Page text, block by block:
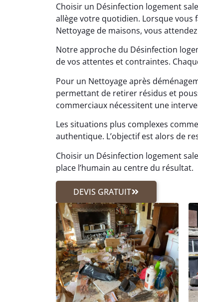
Choisir un Désinfection logement
allège votre quotidien. Lorsque
Nettoyage de maisons, vous
Notre approche du Désinfection
de vos attentes et contraintes.
Pour un Nettoyage après
permettant de retirer résidus et
commerciaux nécessitent une
Les situations plus complexes
authentique. L’objectif est alors de
Choisir un Désinfection logement
place l’humain au centre du résultat.
DEVIS GRATUIT